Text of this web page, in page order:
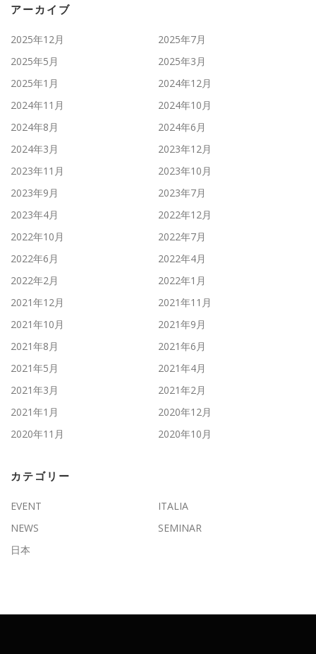
アーカイブ
2025年12月
2025年7月
2025年5月
2025年3月
2025年1月
2024年12月
2024年11月
2024年10月
2024年8月
2024年6月
2024年3月
2023年12月
2023年11月
2023年10月
2023年9月
2023年7月
2023年4月
2022年12月
2022年10月
2022年7月
2022年6月
2022年4月
2022年2月
2022年1月
2021年12月
2021年11月
2021年10月
2021年9月
2021年8月
2021年6月
2021年5月
2021年4月
2021年3月
2021年2月
2021年1月
2020年12月
2020年11月
2020年10月
カテゴリー
EVENT
ITALIA
NEWS
SEMINAR
日本